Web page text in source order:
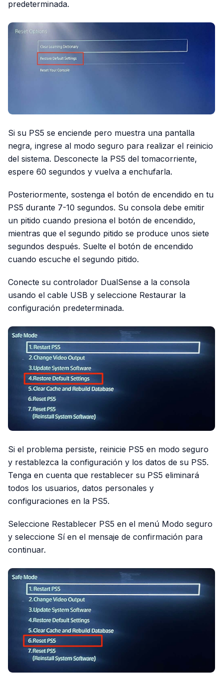
predeterminada.
Si su PS5 se enciende pero muestra una pantalla
negra, ingrese al modo seguro para realizar el reinicio
del sistema. Desconecte la PS5 del tomacorriente,
espere 60 segundos y vuelva a enchufarla.
Posteriormente, sostenga el botón de encendido en tu
PS5 durante 7-10 segundos. Su consola debe emitir
un pitido cuando presiona el botón de encendido,
mientras que el segundo pitido se produce unos siete
segundos después. Suelte el botón de encendido
cuando escuche el segundo pitido.
Conecte su controlador DualSense a la consola
usando el cable USB y seleccione Restaurar la
configuración predeterminada.
Si el problema persiste, reinicie PS5 en modo seguro
y restablezca la configuración y los datos de su PS5.
Tenga en cuenta que restablecer su PS5 eliminará
todos los usuarios, datos personales y
configuraciones en la PS5.
Seleccione Restablecer PS5 en el menú Modo seguro
y seleccione Sí en el mensaje de confirmación para
continuar.